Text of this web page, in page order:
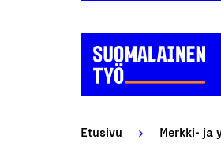
Etusivu Merkki- ja